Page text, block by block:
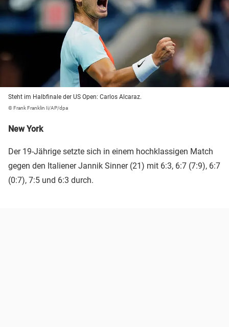
Steht im Halbfinale der US Open: Carlos Alcaraz.
© Frank Franklin Ii/AP/dpa
New York
Der 19-Jährige setzte sich in einem hochklassigen Match
gegen den Italiener Jannik Sinner (21) mit 6:3, 6:7 (7:9), 6:7
(0:7), 7:5 und 6:3 durch.